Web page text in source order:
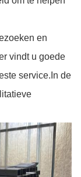
en
vindt u goede
service.In de